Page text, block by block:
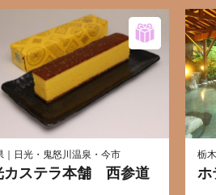
｜日光・鬼怒川温泉・今市
カステラ本舗 西参道
栃
ホ